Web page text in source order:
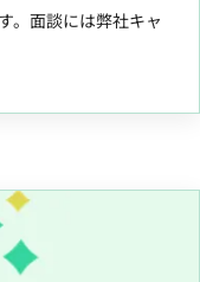
。面談には弊社キャ